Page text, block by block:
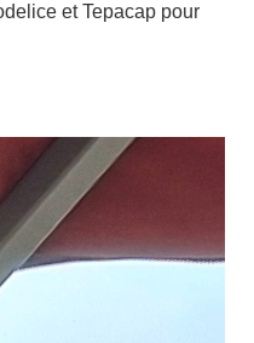
et Tepacap pour